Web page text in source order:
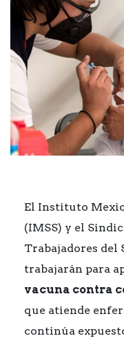
El Instituto
(IMSS) y el
Trabajadores del
trabajarán para
vacuna contra
que atiende
continúa